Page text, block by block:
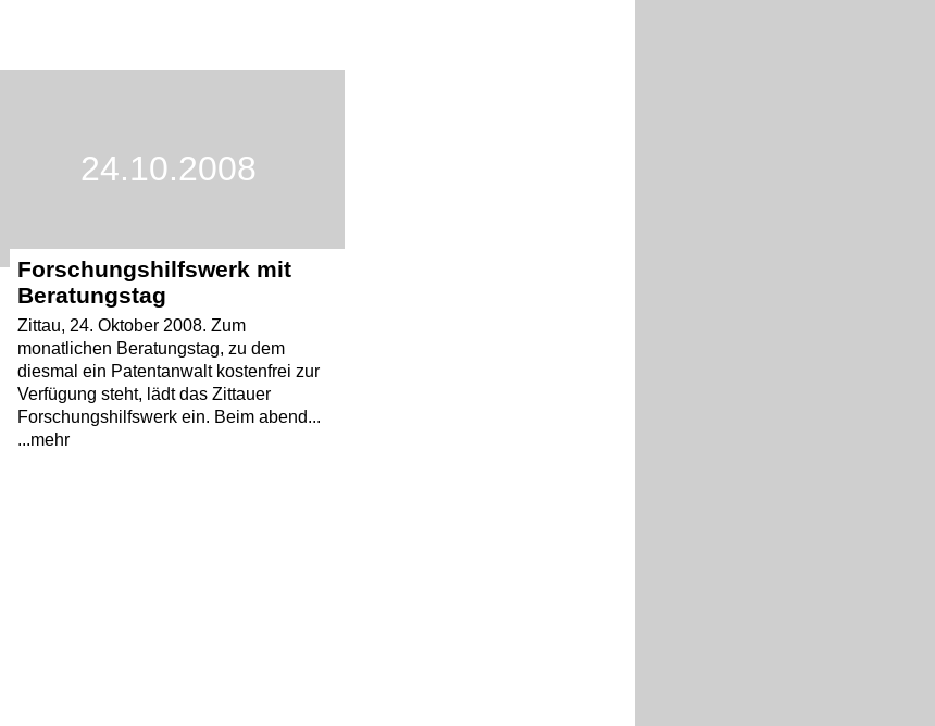
24.10.2008
Forschungshilfswerk mit
Beratungstag
Zittau, 24. Oktober 2008. Zum
monatlichen Beratungstag, zu dem
diesmal ein Patentanwalt kostenfrei zur
Verfügung steht, lädt das Zittauer
Forschungshilfswerk ein. Beim abend...
...mehr